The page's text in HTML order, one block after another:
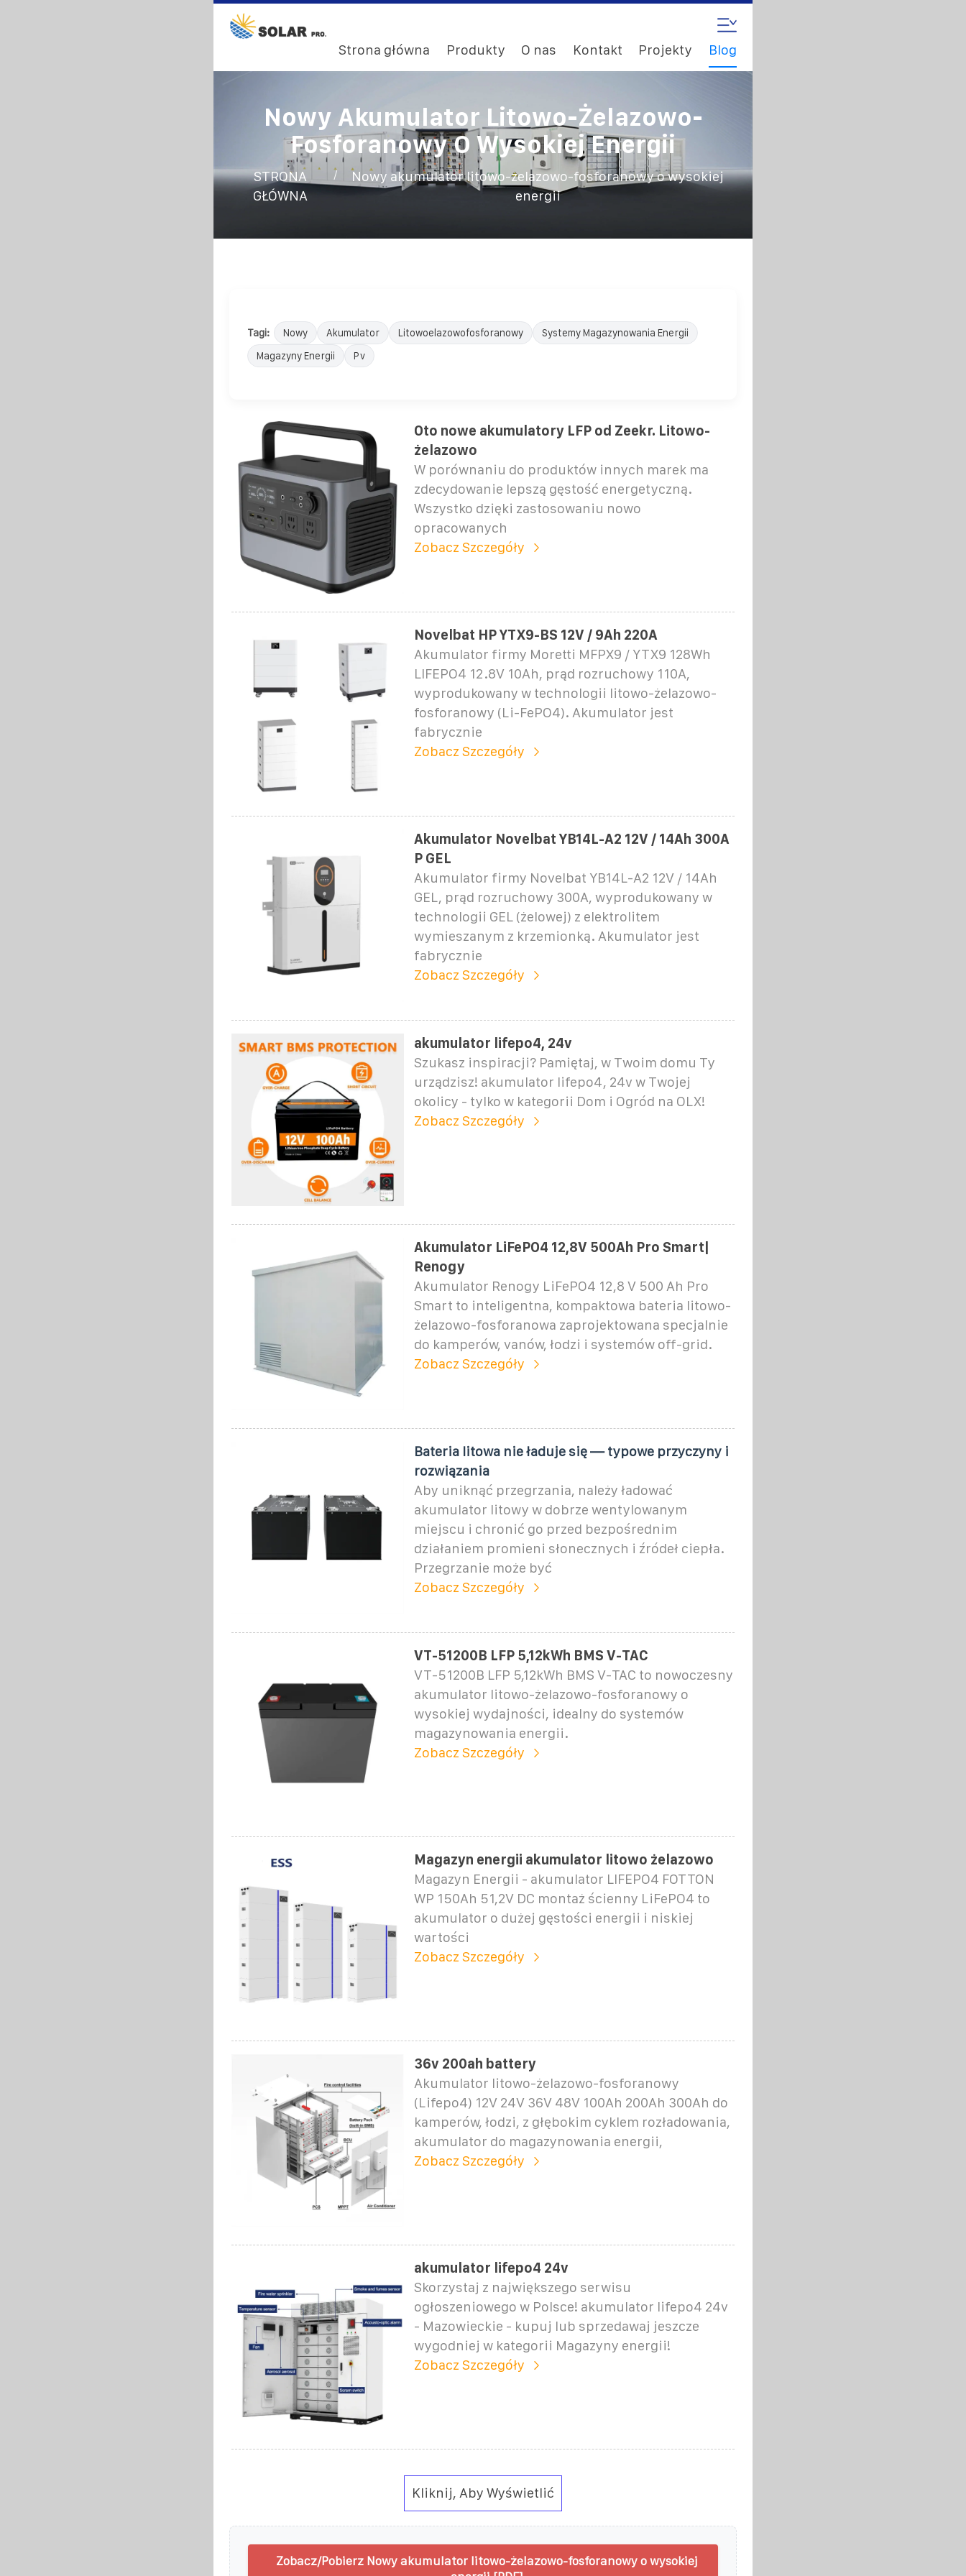
Strona główna Produkty O nas Kontakt Projekty Blog
Nowy Akumulator Litowo-Żelazowo-
Fosforanowy O Wysokiej Energii
STRONA
GŁÓWNA
/
Nowy akumulator litowo-żelazowo-fosforanowy o wysokiej
energii
Tagi: Nowy Akumulator Litowoelazowofosforanowy
Systemy Magazynowania Energii
Magazyny Energii
Pv
Oto nowe akumulatory LFP od Zeekr. Litowo-
żelazowo
W porównaniu do produktów innych marek ma
zdecydowanie lepszą gęstość energetyczną.
Wszystko dzięki zastosowaniu nowo
opracowanych
Zobacz Szczegóły
Novelbat HP YTX9-BS 12V / 9Ah 220A
Akumulator firmy Moretti MFPX9 / YTX9 128Wh
LIFEPO4 12.8V 10Ah, prąd rozruchowy 110A,
wyprodukowany w technologii litowo-żelazowo-
fosforanowy (Li-FePO4). Akumulator jest
fabrycznie
Zobacz Szczegóły
Akumulator Novelbat YB14L-A2 12V / 14Ah 300A
P GEL
Akumulator firmy Novelbat YB14L-A2 12V / 14Ah
GEL, prąd rozruchowy 300A, wyprodukowany w
technologii GEL (żelowej) z elektrolitem
wymieszanym z krzemionką. Akumulator jest
fabrycznie
Zobacz Szczegóły
akumulator lifepo4, 24v
Szukasz inspiracji? Pamiętaj, w Twoim domu Ty
urządzisz! akumulator lifepo4, 24v w Twojej
okolicy - tylko w kategorii Dom i Ogród na OLX!
Zobacz Szczegóły
Akumulator LiFePO4 12,8V 500Ah Pro Smart|
Renogy
Akumulator Renogy LiFePO4 12,8 V 500 Ah Pro
Smart to inteligentna, kompaktowa bateria litowo-
żelazowo-fosforanowa zaprojektowana specjalnie
do kamperów, vanów, łodzi i systemów off-grid.
Zobacz Szczegóły
Bateria litowa nie ładuje się — typowe przyczyny i
rozwiązania
Aby uniknąć przegrzania, należy ładować
akumulator litowy w dobrze wentylowanym
miejscu i chronić go przed bezpośrednim
działaniem promieni słonecznych i źródeł ciepła.
Przegrzanie może być
Zobacz Szczegóły
VT-51200B LFP 5,12kWh BMS V-TAC
VT-51200B LFP 5,12kWh BMS V-TAC to nowoczesny
akumulator litowo-żelazowo-fosforanowy o
wysokiej wydajności, idealny do systemów
magazynowania energii.
Zobacz Szczegóły
Magazyn energii akumulator litowo żelazowo
Magazyn Energii - akumulator LIFEPO4 FOTTON
WP 150Ah 51,2V DC montaż ścienny LiFePO4 to
akumulator o dużej gęstości energii i niskiej
wartości
Zobacz Szczegóły
36v 200ah battery
Akumulator litowo-żelazowo-fosforanowy
(Lifepo4) 12V 24V 36V 48V 100Ah 200Ah 300Ah do
kamperów, łodzi, z głębokim cyklem rozładowania,
akumulator do magazynowania energii,
Zobacz Szczegóły
akumulator lifepo4 24v
Skorzystaj z największego serwisu
ogłoszeniowego w Polsce! akumulator lifepo4 24v
- Mazowieckie - kupuj lub sprzedawaj jeszcze
wygodniej w kategorii Magazyny energii!
Zobacz Szczegóły
Kliknij, Aby Wyświetlić
Zobacz/Pobierz Nowy akumulator litowo-żelazowo-fosforanowy o wysokiej